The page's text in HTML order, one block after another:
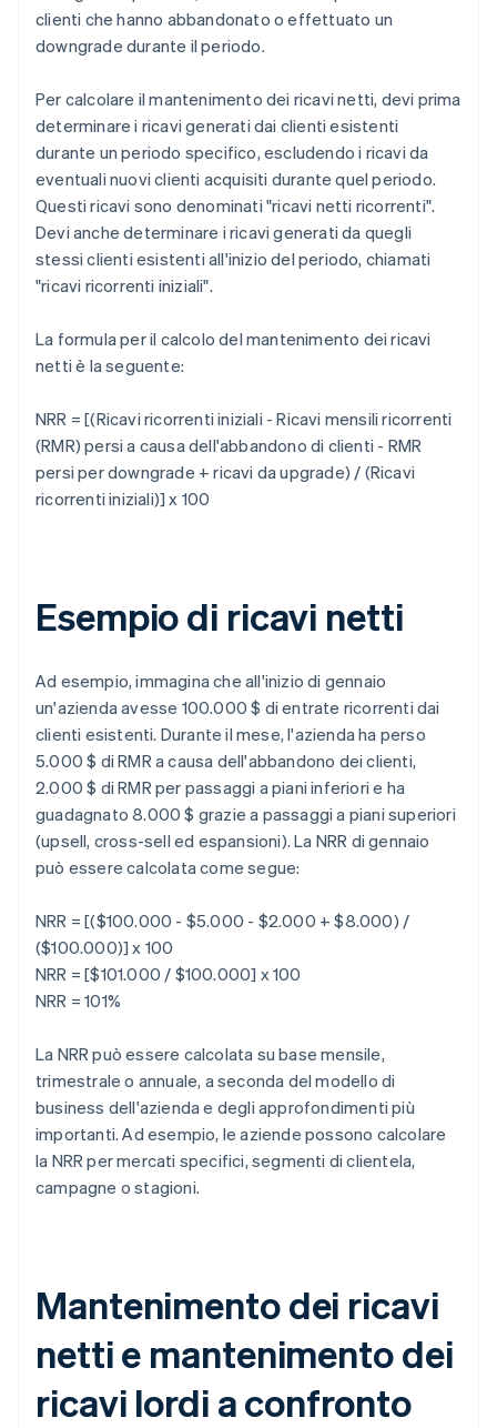
clienti che hanno abbandonato o effettuato un
downgrade durante il periodo.
Per calcolare il mantenimento dei ricavi netti, devi prima
determinare i ricavi generati dai clienti esistenti
durante un periodo specifico, escludendo i ricavi da
eventuali nuovi clienti acquisiti durante quel periodo.
Questi ricavi sono denominati "ricavi netti ricorrenti".
Devi anche determinare i ricavi generati da quegli
stessi clienti esistenti all'inizio del periodo, chiamati
"ricavi ricorrenti iniziali".
La formula per il calcolo del mantenimento dei ricavi
netti è la seguente:
NRR = [(Ricavi ricorrenti iniziali - Ricavi mensili ricorrenti
(RMR) persi a causa dell'abbandono di clienti - RMR
persi per downgrade + ricavi da upgrade) / (Ricavi
ricorrenti iniziali)] x 100
Esempio di ricavi netti
Ad esempio, immagina che all'inizio di gennaio
un'azienda avesse 100.000 $ di entrate ricorrenti dai
clienti esistenti. Durante il mese, l'azienda ha perso
5.000 $ di RMR a causa dell'abbandono dei clienti,
2.000 $ di RMR per passaggi a piani inferiori e ha
guadagnato 8.000 $ grazie a passaggi a piani superiori
(upsell, cross-sell ed espansioni). La NRR di gennaio
può essere calcolata come segue:
NRR = [($100.000 - $5.000 - $2.000 + $8.000) /
($100.000)] x 100
NRR = [$101.000 / $100.000] x 100
NRR = 101%
La NRR può essere calcolata su base mensile,
trimestrale o annuale, a seconda del modello di
business dell'azienda e degli approfondimenti più
importanti. Ad esempio, le aziende possono calcolare
la NRR per mercati specifici, segmenti di clientela,
campagne o stagioni.
Mantenimento dei ricavi
netti e mantenimento dei
ricavi lordi a confronto